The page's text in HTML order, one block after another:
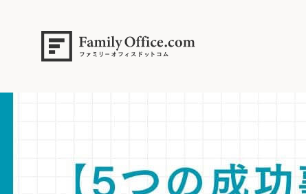
資産管理など5つの成功事例から学ぶ、中立的な全体最適戦略とライフ
【専門家解説】富裕層の「ファミリーオフィス」活用術。FIRE、事業